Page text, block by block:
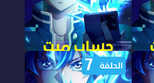
مشاهدة انمي حساب ميت
الحلقة 9 مدبلجة
الحلقة 7